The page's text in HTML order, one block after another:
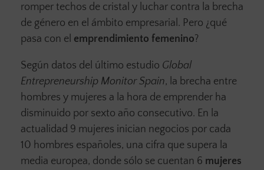
romper techos de cristal y luchar contra la brecha
de género en el ámbito empresarial. Pero ¿qué
pasa con el emprendimiento femenino?
Según datos del último estudio Global
Entrepreneurship Monitor Spain, la brecha entre
hombres y mujeres a la hora de emprender ha
disminuido por sexto año consecutivo. En la
actualidad 9 mujeres inician negocios por cada
10 hombres españoles, una cifra que supera la
media europea, donde sólo se cuentan 6 mujeres